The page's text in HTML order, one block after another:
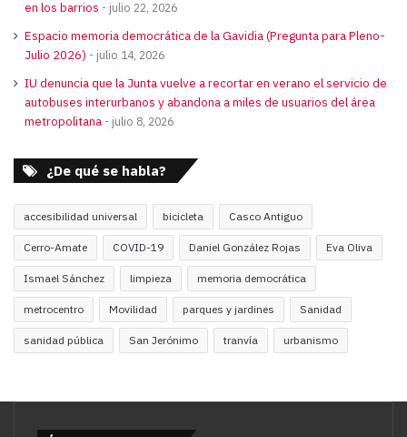
en los barrios
julio 22, 2026
Espacio memoria democrática de la Gavidia (Pregunta para Pleno-
Julio 2026)
julio 14, 2026
IU denuncia que la Junta vuelve a recortar en verano el servicio de
autobuses interurbanos y abandona a miles de usuarios del área
metropolitana
julio 8, 2026
¿De qué se habla?
accesibilidad universal bicicleta Casco Antiguo
Cerro-Amate COVID-19 Daniel González Rojas Eva Oliva
Ismael Sánchez limpieza memoria democrática
metrocentro Movilidad parques y jardines Sanidad
sanidad pública San Jerónimo tranvía urbanismo